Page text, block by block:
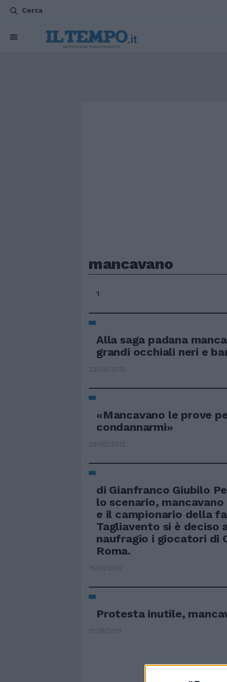
Cerca
mancavano
1
Alla saga padana
grandi occhiali neri e
22/04/2012
«Mancavano le prove
condannarmi»
29/02/2012
di Gianfranco Giubilo
lo scenario, mancavano
e il campionario della
Tagliavento si è deciso
naufragio i giocatori di
Roma.
15/01/2012
Protesta inutile,
11/09/2011